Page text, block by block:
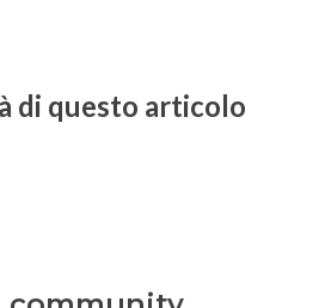
di questo articolo